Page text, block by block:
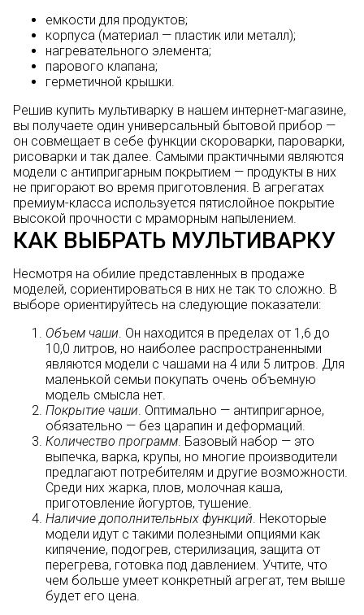
емкости для продуктов;
корпуса (материал — пластик или металл);
нагревательного элемента;
парового клапана;
герметичной крышки.
Решив купить мультиварку в нашем интернет-магазине,
вы получаете один универсальный бытовой прибор —
он совмещает в себе функции скороварки, пароварки,
рисоварки и так далее. Самыми практичными являются
модели с антипригарным покрытием — продукты в них
не пригорают во время приготовления. В агрегатах
премиум-класса используется пятислойное покрытие
высокой прочности с мраморным напылением.
КАК ВЫБРАТЬ МУЛЬТИВАРКУ
Несмотря на обилие представленных в продаже
моделей, сориентироваться в них не так то сложно. В
выборе ориентируйтесь на следующие показатели:
Объем чаши . Он находится в пределах от 1,6 до
10,0 литров, но наиболее распространенными
являются модели с чашами на 4 или 5 литров. Для
маленькой семьи покупать очень объемную
модель смысла нет.
Покрытие чаши . Оптимально — антипригарное,
обязательно — без царапин и деформаций.
Количество программ . Базовый набор — это
выпечка, варка, крупы, но многие производители
предлагают потребителям и другие возможности.
Среди них жарка, плов, молочная каша,
приготовление йогуртов, тушение.
Наличие дополнительных функций . Некоторые
модели идут с такими полезными опциями как
кипячение, подогрев, стерилизация, защита от
перегрева, готовка под давлением. Учтите, что
чем больше умеет конкретный агрегат, тем выше
будет его цена.